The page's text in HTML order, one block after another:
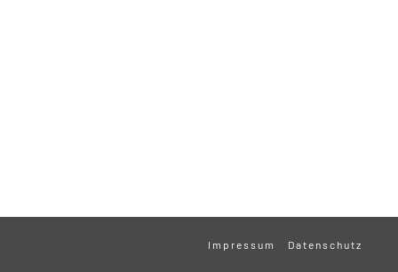
Impressum Datenschutz